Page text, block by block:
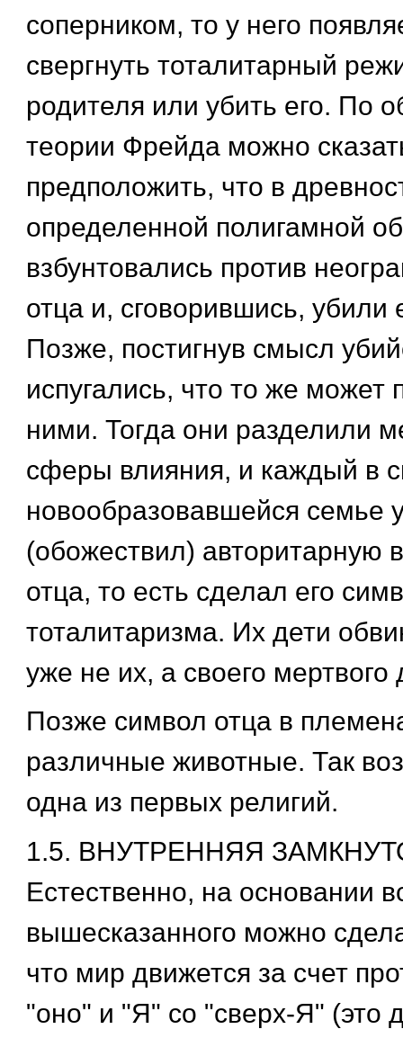
соперником, то у него
свергнуть тоталитарный
родителя или убить его. По
теории Фрейда можно
предположить, что в
определенной полигамной
взбунтовались против
отца и, сговорившись, убили
Позже, постигнув смысл
испугались, что то же может
ними. Тогда они разделили
сферы влияния, и каждый в
новообразовавшейся семье
(обожествил) авторитарную
отца, то есть сделал его
тоталитаризма. Их дети
уже не их, а своего мертвого
Позже символ отца в
различные животные. Так
одна из первых религий.
1.5. ВНУТРЕННЯЯ
Естественно, на основании
вышесказанного можно
что мир движется за счет
"оно" и "Я" со "сверх-Я" (это